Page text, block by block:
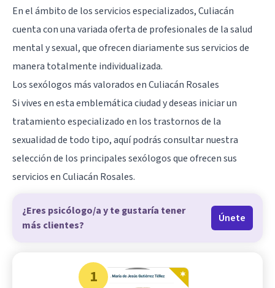
En el ámbito de los servicios especializados, Culiacán
cuenta con una variada oferta de profesionales de la salud
mental y sexual, que ofrecen diariamente sus servicios de
manera totalmente individualizada.
Los sexólogos más valorados en Culiacán Rosales
Si vives en esta emblemática ciudad y deseas iniciar un
tratamiento especializado en los trastornos de la
sexualidad de todo tipo, aquí podrás consultar nuestra
selección de los principales sexólogos que ofrecen sus
servicios enCuliacán Rosales.
¿Eres psicólogo/a y te gustaría tener
más clientes?
Únete
1